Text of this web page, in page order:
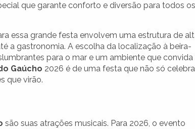
que garante conforto e diversão para todos os
essa grande festa envolvem uma estrutura de
a gastronomia. A escolha da localização à beira-
para o mar e um ambiente que convida
Gaúcho 2026 é de uma festa que não só
que virão.
são suas atrações musicais. Para 2026, o evento